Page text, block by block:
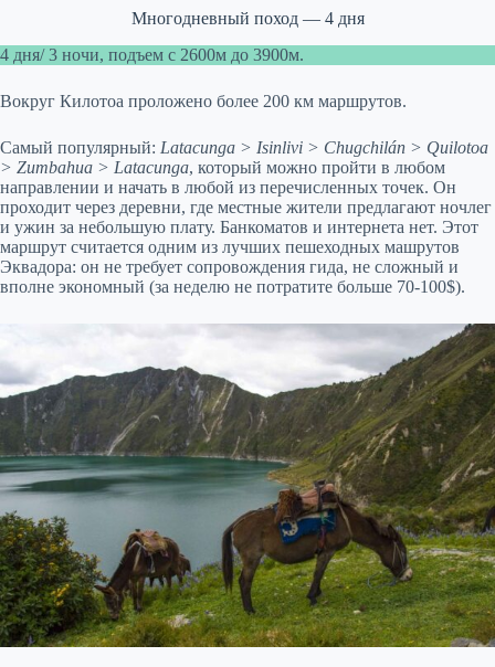
Многодневный поход — 4 дня
4 дня/ 3 ночи, подъем с 2600м до 3900м.
Вокруг Килотоа проложено более 200 км маршрутов.
Самый популярный: Latacunga > Isinlivi > Chugchilán > Quilotoa
> Zumbahua > Latacunga, который можно пройти в любом
направлении и начать в любой из перечисленных точек. Он
проходит через деревни, где местные жители предлагают ночлег
и ужин за небольшую плату. Банкоматов и интернета нет. Этот
маршрут считается одним из лучших пешеходных машрутов
Эквадора: он не требует сопровождения гида, не сложный и
вполне экономный (за неделю не потратите больше 70-100$).